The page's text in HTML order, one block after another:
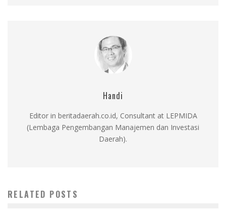
Handi
Editor in beritadaerah.co.id, Consultant at LEPMIDA
(Lembaga Pengembangan Manajemen dan Investasi
Daerah).
RELATED POSTS